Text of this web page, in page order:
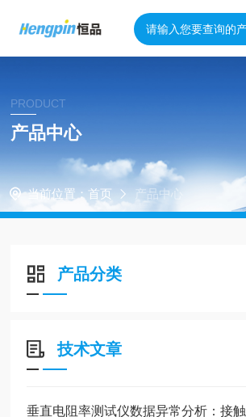
PRODUCT
产品中心
当前位置： 首页 产品中心
产品分类
技术文章